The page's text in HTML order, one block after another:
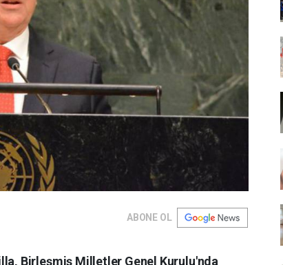
ABONE OL
Birleşmiş Milletler Genel Kurulu'nda